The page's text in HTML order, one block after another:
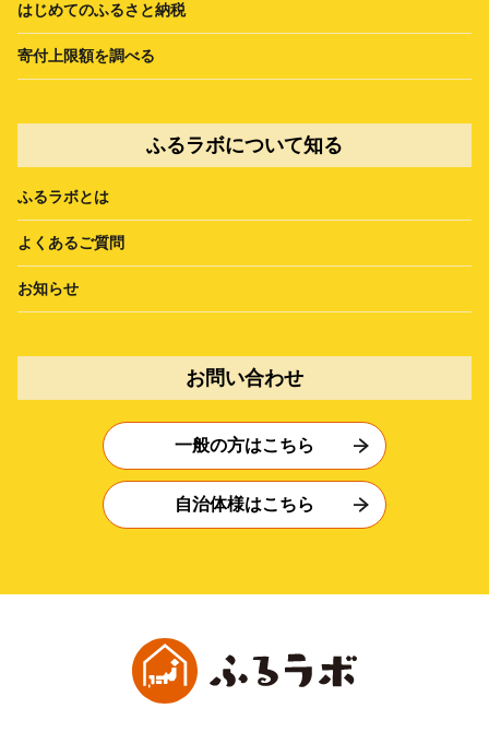
はじめてのふるさと納税
寄付上限額を調べる
ふるラボについて知る
ふるラボとは
よくあるご質問
お知らせ
お問い合わせ
一般の方はこちら
自治体様はこちら